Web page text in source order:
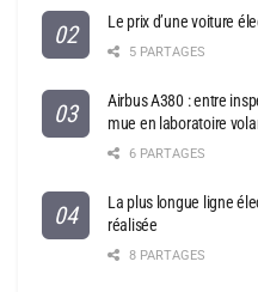
Le prix d’une voiture
5 PARTAGES
Airbus A380 : entre
mue en laboratoire
6 PARTAGES
La plus longue ligne
réalisée
8 PARTAGES